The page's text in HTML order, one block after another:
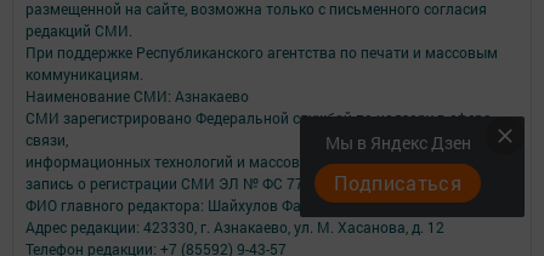
Мы в Яндекс Дзен
Подписаться
размещенной на сайте, возможна только с письменного согласия
редакций СМИ.
При поддержке Республиканского агентства по печати и массовым
коммуникациям.
Наименование СМИ: Азнакаево
СМИ зарегистрировано Федеральной службой по надзору в сфере
связи,
информационных технологий и массовых коммуникаций
запись о регистрации СМИ ЭЛ № ФС 77 - 48877 от 07.03.2012
ФИО главного редактора: Шайхулов Фархат Фагимович
Адрес редакции: 423330, г. Азнакаево, ул. М. Хасанова, д. 12
Телефон редакции: +7 (85592) 9-43-57